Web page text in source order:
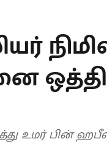
உமர் பின்